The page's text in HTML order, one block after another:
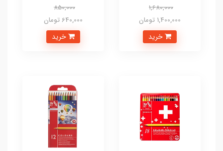
1,680,000
1,400,000 تومان
850,000
640,000 تومان